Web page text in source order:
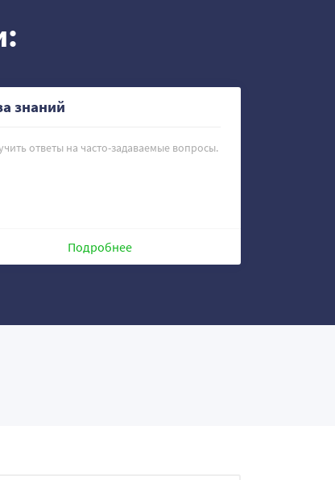
знаний
ответы на часто-задаваемые вопросы.
Подробнее